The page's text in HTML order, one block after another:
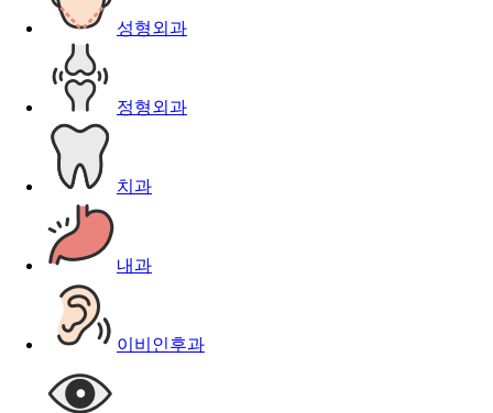
성형외과
정형외과
치과
내과
이비인후과